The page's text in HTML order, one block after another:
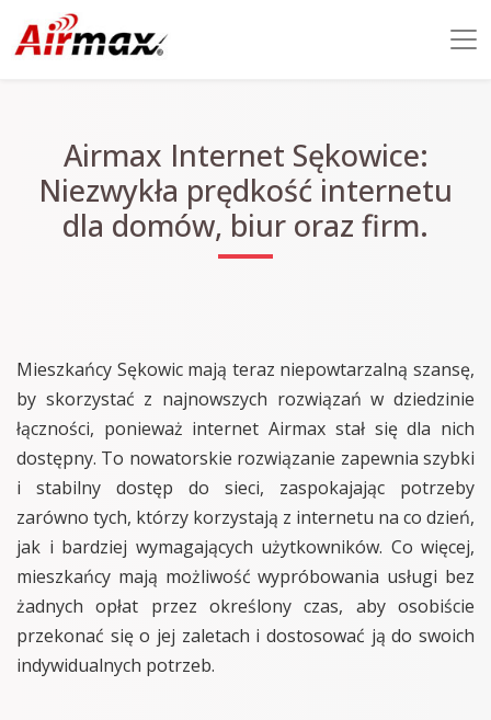
Airmax Internet Sękowice:
Niezwykła prędkość internetu
dla domów, biur oraz firm.
Mieszkańcy Sękowic mają teraz niepowtarzalną szansę,
by skorzystać z najnowszych rozwiązań w dziedzinie
łączności, ponieważ internet Airmax stał się dla nich
dostępny. To nowatorskie rozwiązanie zapewnia szybki
i stabilny dostęp do sieci, zaspokajając potrzeby
zarówno tych, którzy korzystają z internetu na co dzień,
jak i bardziej wymagających użytkowników. Co więcej,
mieszkańcy mają możliwość wypróbowania usługi bez
żadnych opłat przez określony czas, aby osobiście
przekonać się o jej zaletach i dostosować ją do swoich
indywidualnych potrzeb.